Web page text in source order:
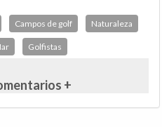
Campos de golf Naturaleza
Golfistas
+